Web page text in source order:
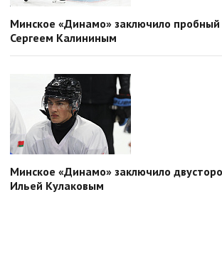
Минское «Динамо» заключило пробный
Сергеем Калининым
Минское «Динамо» заключило
Ильей Кулаковым